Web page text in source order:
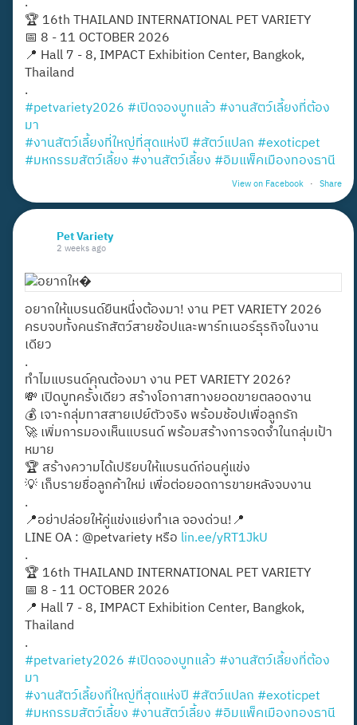
🏆 16th THAILAND INTERNATIONAL PET VARIETY
📅 8 - 11 OCTOBER 2026
📍 Hall 7 - 8, IMPACT Exhibition Center, Bangkok,
Thailand
.
#petvariety2026 #เปิดจองบูทแล้ว #งานสัตว์เลี้ยงที่ต้อง
มา
#งานสัตว์เลี้ยงที่ใหญ่ที่สุดแห่งปี #สัตว์แปลก #exoticpet
#มหกรรมสัตว์เลี้ยง #งานสัตว์เลี้ยง #อิมแพ็คเมืองทองธานี
View on Facebook · Share
Pet Variety
2 weeks ago
อยากให้แบรนด์ยืนหนึ่งต้องมา! งาน PET VARIETY 2026
ครบจบทั้งคนรักสัตว์สายช้อปและพาร์ทเนอร์ธุรกิจในงาน
เดียว
.
ทำไมแบรนด์คุณต้องมา งาน PET VARIETY 2026?
💸 เปิดบูทครั้งเดียว สร้างโอกาสทางยอดขายตลอดงาน
💰 เจาะกลุ่มทาสสายเปย์ตัวจริง พร้อมช้อปเพื่อลูกรัก
🚀 เพิ่มการมองเห็นแบรนด์ พร้อมสร้างการจดจำในกลุ่มเป้า
หมาย
🏆 สร้างความได้เปรียบให้แบรนด์ก่อนคู่แข่ง
💡 เก็บรายชื่อลูกค้าใหม่ เพื่อต่อยอดการขายหลังจบงาน
.
📍อย่าปล่อยให้คู่แข่งแย่งทำเล จองด่วน!📍
LINE OA : @petvariety หรือ lin.ee/yRT1JkU
.
🏆 16th THAILAND INTERNATIONAL PET VARIETY
📅 8 - 11 OCTOBER 2026
📍 Hall 7 - 8, IMPACT Exhibition Center, Bangkok,
Thailand
.
#petvariety2026 #เปิดจองบูทแล้ว #งานสัตว์เลี้ยงที่ต้อง
มา
#งานสัตว์เลี้ยงที่ใหญ่ที่สุดแห่งปี #สัตว์แปลก #exoticpet
#มหกรรมสัตว์เลี้ยง #งานสัตว์เลี้ยง #อิมแพ็คเมืองทองธานี